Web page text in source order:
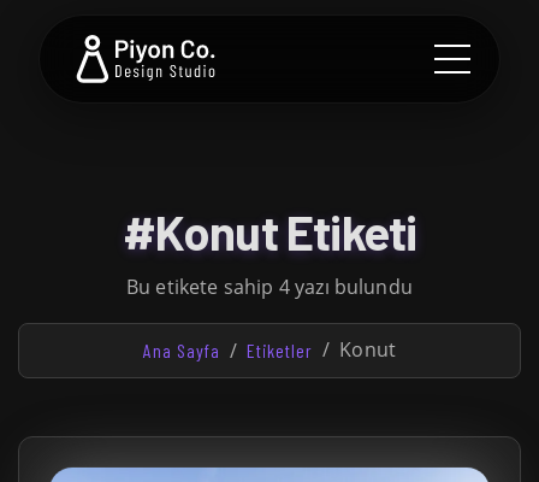
#Konut Etiketi
Bu etikete sahip 4 yazı bulundu
Ana Sayfa Etiketler Konut